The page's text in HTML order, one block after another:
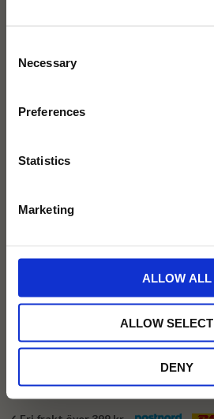
Selection
Necessary
Preferences
Statistics
Marketing
ALLOW ALL
ALLOW
DENY
229
Lägg till i favoriter
BEVAKA
Tillfälligt slut online
Få 10% rabatt på ditt första köp på
* Rabatten gäller endast online på